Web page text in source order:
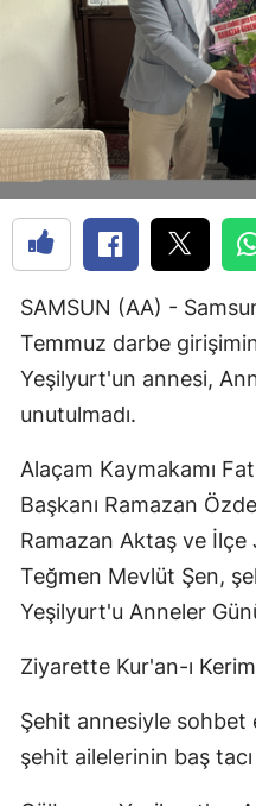
SAMSUN (AA) -
Temmuz darbe
Yeşilyurt'un annesi,
unutulmadı.
Alaçam Kaymakamı
Başkanı Ramazan
Ramazan Aktaş ve İlçe
Teğmen Mevlüt Şen,
Yeşilyurt'u Anneler
Ziyarette Kur'an-ı
Şehit annesiyle sohbet
şehit ailelerinin baş